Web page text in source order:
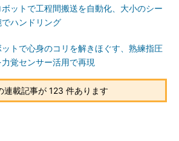
ボットで工程間搬送を自動化、大小のシー
でハンドリング
トで心身のコリを解きほぐす、熟練指圧
覚センサー活用で再現
連載記事が 123 件あります